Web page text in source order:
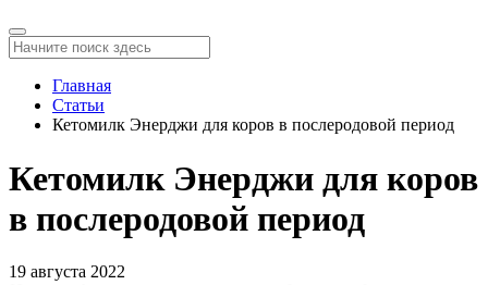
Главная
Статьи
Кетомилк Энерджи для коров в послеродовой период
Кетомилк Энерджи для коров
в послеродовой период
19 августа 2022